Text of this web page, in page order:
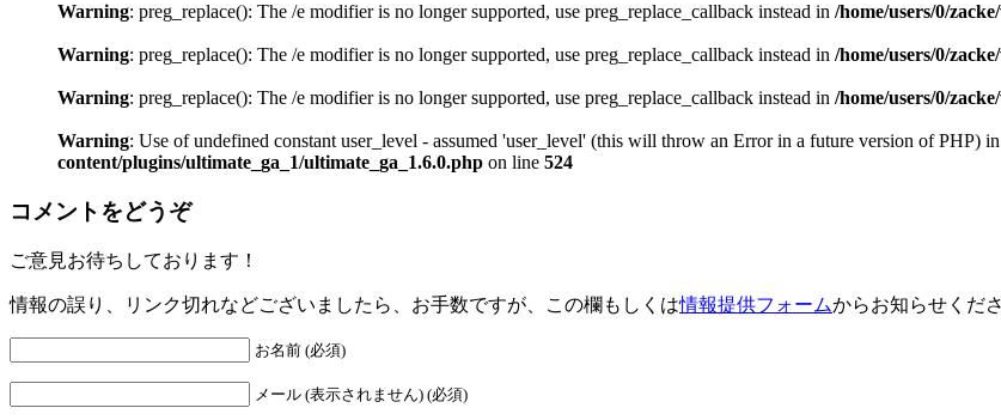
Warning: preg_replace(): The /e modifier is no longer supported, use preg_replace_callback instead in /home/users/0/
Warning: preg_replace(): The /e modifier is no longer supported, use preg_replace_callback instead in /home/users/0/
Warning: preg_replace(): The /e modifier is no longer supported, use preg_replace_callback instead in /home/users/0/
Warning: Use of undefined constant user_level - assumed 'user_level' (this will throw an Error in a future version of PHP) in
content/plugins/ultimate_ga_1/ultimate_ga_1.6.0.php on line 524
コメントをどうぞ
ご意見お待ちしております！
情報の誤り、リンク切れなどございましたら、お手数ですが、この欄もしくは情報提供フォームからお知らせくださ
お名前 (必須)
メール (表示されません) (必須)